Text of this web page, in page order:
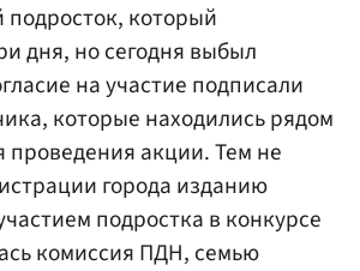
подросток, который
дня, но сегодня выбыл
на участие подписали
которые находились рядом
проведения акции. Тем не
города изданию
подростка в конкурсе
комиссия ПДН, семью